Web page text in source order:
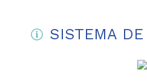
SISTEMA